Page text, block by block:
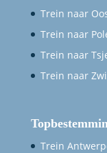
Trein naar
Trein naar
Trein naar
Trein naar
Trein